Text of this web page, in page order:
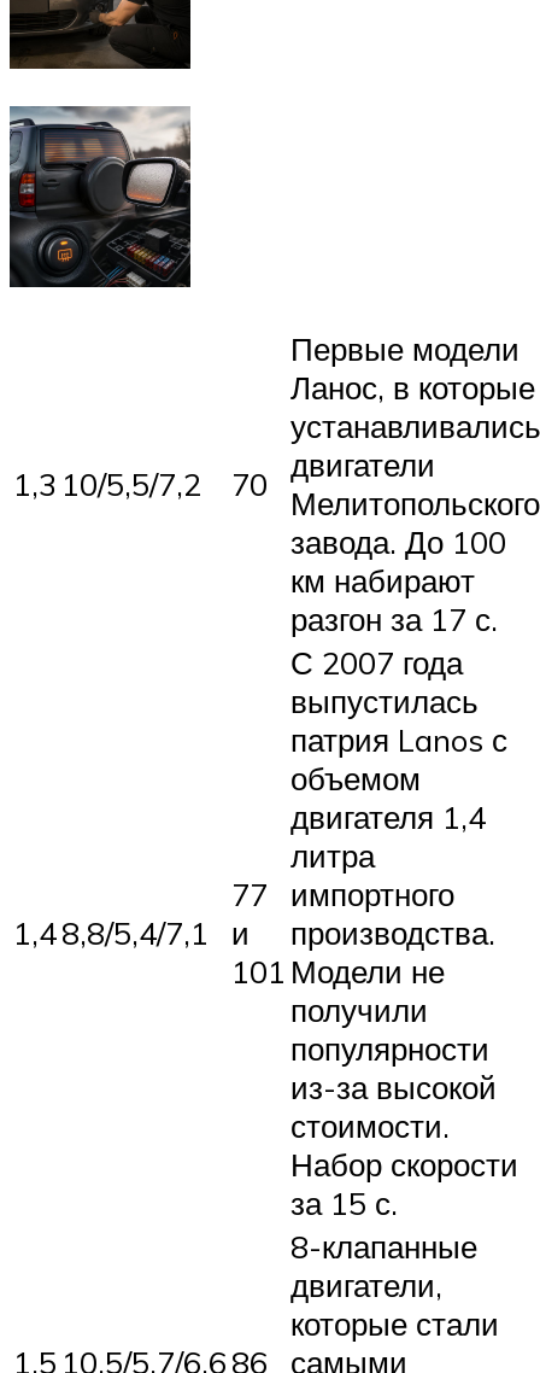
1,3 10/5,5/7,2 70
Первые модели
Ланос, в которые
устанавливались
двигатели
Мелитопольского
завода. До 100
км набирают
разгон за 17 с.
1,48,8/5,4/7,1
77
и
101
С 2007 года
выпустилась
патрия Lanos с
объемом
двигателя 1,4
литра
импортного
производства.
Модели не
получили
популярности
из-за высокой
стоимости.
Набор скорости
за 15 с.
1,5 10,5/5,7/6,686
8-клапанные
двигатели,
которые стали
самыми